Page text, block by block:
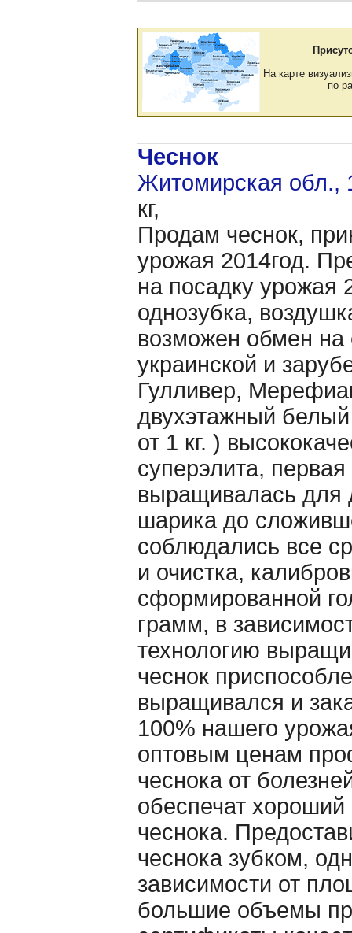
На карте
по
Чеснок
Житомирская обл.,
кг,
Продам чеснок,
урожая 2014год.
на посадку урожая
однозубка,
возможен обмен на
украинской и
Гулливер,
двухэтажный
от 1 кг. )
суперэлита,
выращивалась для
шарика до
соблюдались все
и очистка,
сформированной
грамм, в
технологию
чеснок
выращивался и
100% нашего
оптовым ценам
чеснока от
обеспечат
чеснока.
чеснока зубком,
зависимости от
большие объемы